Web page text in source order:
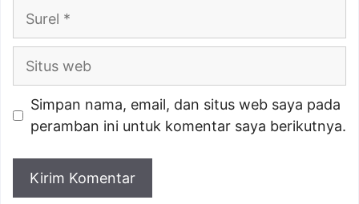
Surel
Situs
Simpan nama, email, dan situs web saya pada
peramban ini untuk komentar saya berikutnya.